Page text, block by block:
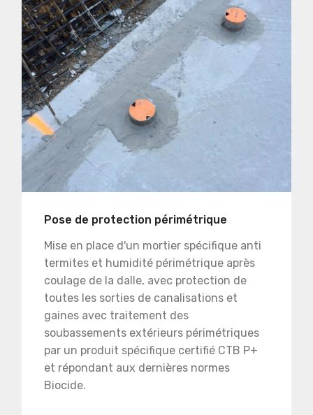
Pose de protection périmétrique
Mise en place d'un mortier spécifique anti
termites et humidité périmétrique après
coulage de la dalle, avec protection de
toutes les sorties de canalisations et
gaines avec traitement des
soubassements extérieurs périmétriques
par un produit spécifique certifié CTB P+
et répondant aux dernières normes
Biocide.